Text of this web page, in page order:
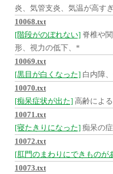
炎、気管支炎、気温が高すぎ
10068.txt
[階段がのぼれない] 脊椎や
形、視力の低下、*
10069.txt
[黒目が白くなった] 白内障
10070.txt
[痴呆症状が出た] 高齢による
10071.txt
[寝たきりになった] 痴呆の
10072.txt
[肛門のまわりにできものが
10073.txt